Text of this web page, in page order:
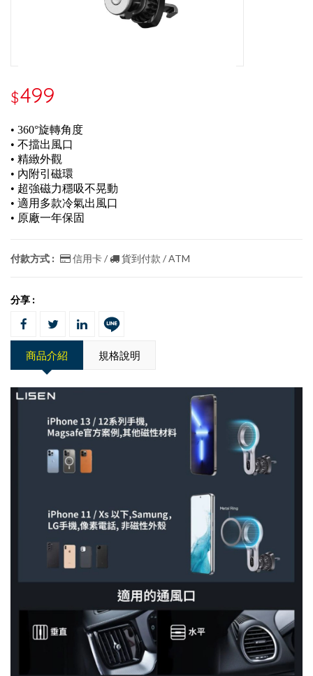
$499
• 360°旋轉角度
• 不擋出風口
• 精緻外觀
• 內附引磁環
• 超強磁力穩吸不晃動
• 適用多款冷氣出風口
• 原廠一年保固
付款方式 : 信用卡 / 貨到付款 / ATM
分享 :
商品介紹 規格說明